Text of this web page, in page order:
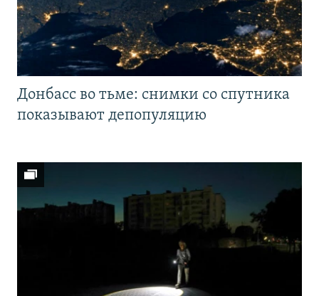
Донбасс во тьме: снимки со спутника
показывают депопуляцию